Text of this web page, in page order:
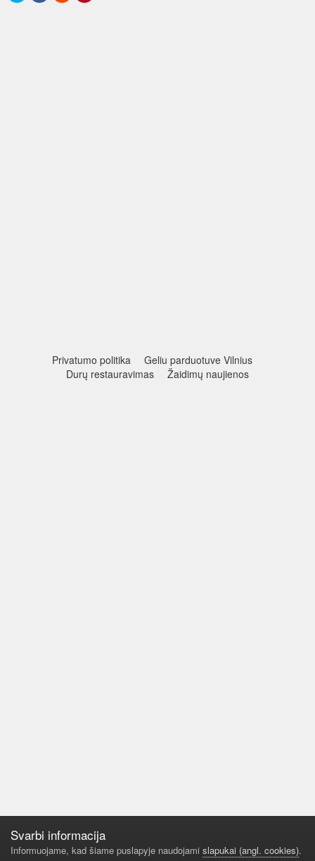
Privatumo politika
Geliu parduotuve Vilnius
Durų restauravimas
Žaidimų naujienos
Svarbi informacija
Informuojame, kad šiame puslapyje naudojami slapukai (angl. cookies).